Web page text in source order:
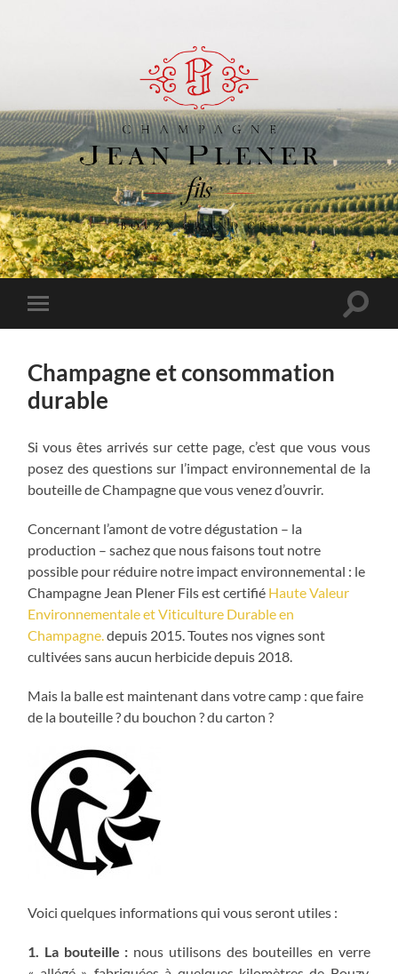
Champagne
Jean
Plener
Toggle
mobile
Toggle
Champagne et consommation
durable
Si vous êtes arrivés sur cette page, c’est que vous vous
posez des questions sur l’impact environnemental de la
bouteille de Champagne que vous venez d’ouvrir.
Concernant l’amont de votre dégustation – la
production – sachez que nous faisons tout notre
possible pour réduire notre impact environnemental : le
Champagne Jean Plener Fils est certifié Haute Valeur
Environnementale et Viticulture Durable en
Champagne. depuis 2015. Toutes nos vignes sont
cultivées sans aucun herbicide depuis 2018.
Mais la balle est maintenant dans votre camp : que faire
de la bouteille ? du bouchon ? du carton ?
Voici quelques informations qui vous seront utiles :
1. La bouteille : nous utilisons des bouteilles en verre